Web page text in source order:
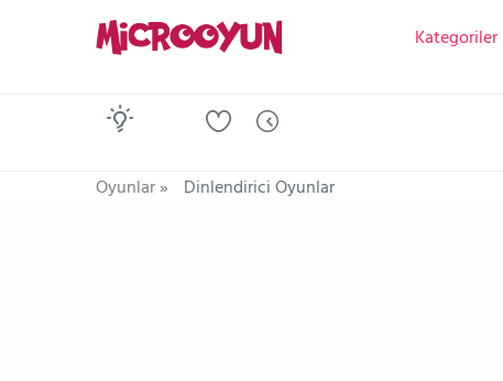
Kategoriler
Oyunlar» Dinlendirici Oyunlar